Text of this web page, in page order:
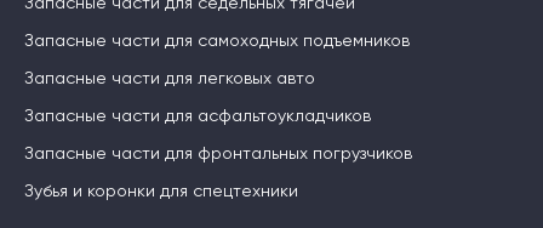
Запасные части для самоходных подъемников
Запасные части для легковых авто
Запасные части для асфальтоукладчиков
Запасные части для фронтальных погрузчиков
Зубья и коронки для спецтехники